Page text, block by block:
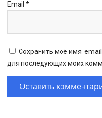
Email *
Сохранить моё имя,
для последующих моих